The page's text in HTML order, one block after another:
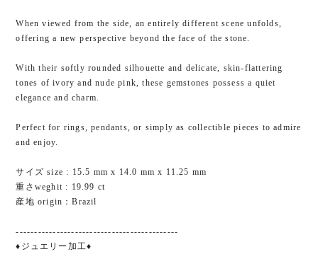
When viewed from the side, an entirely different scene unfolds,
offering a new perspective beyond the face of the stone.
With their softly rounded silhouette and delicate, skin-flattering
tones of ivory and nude pink, these gemstones possess a quiet
elegance and charm.
Perfect for rings, pendants, or simply as collectible pieces to admire
and enjoy.
サイズ size : 15.5 mm x 14.0 mm x 11.25 mm
重さweghit : 19.99 ct
産地 origin：Brazil
--------------------------------------------
♦ジュエリー加工♦